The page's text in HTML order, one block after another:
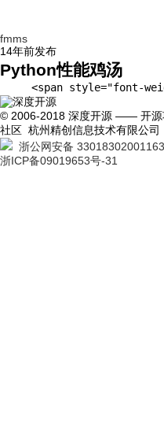
fmms
14年前发布
Python性能鸡汤
<span
© 2006-2018 深度开源 —— 开源
社区 杭州精创信息技术有限公司
浙公网安备
浙ICP备09019653号-31